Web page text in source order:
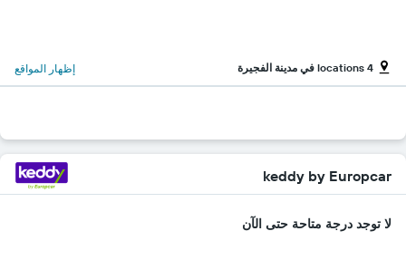
4 locations في مدينة الفجيرة إظهار المواقع
keddy by Europcar
لا توجد درجة متاحة حتى الآن